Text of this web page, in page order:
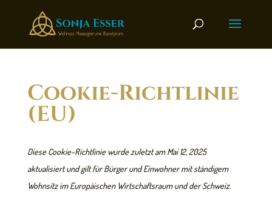
content
Cookie-Richtlinie
(EU)
Diese Cookie-Richtlinie wurde zuletzt am Mai 12, 2025
aktualisiert und gilt für Bürger und Einwohner mit ständigem
Wohnsitz im Europäischen Wirtschaftsraum und der Schweiz.